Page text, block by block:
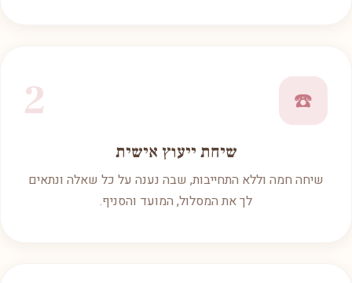
2 ☎️
שיחת ייעוץ אישית
שיחה חמה וללא התחייבות, שבה נענה על כל שאלה ונתאים
לך את המסלול, המועד והסניף.